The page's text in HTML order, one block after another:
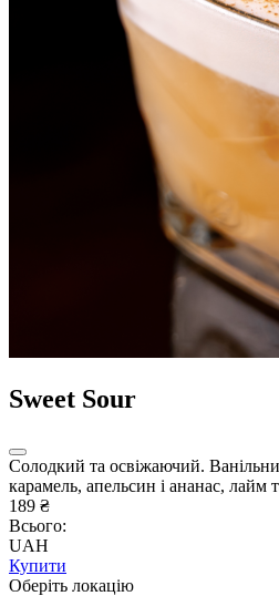
Sweet Sour
Солодкий та освіжаючий.
карамель, апельсин і ананас, лайм
189 ₴
Всього:
UAH
Купити
Оберіть локацію